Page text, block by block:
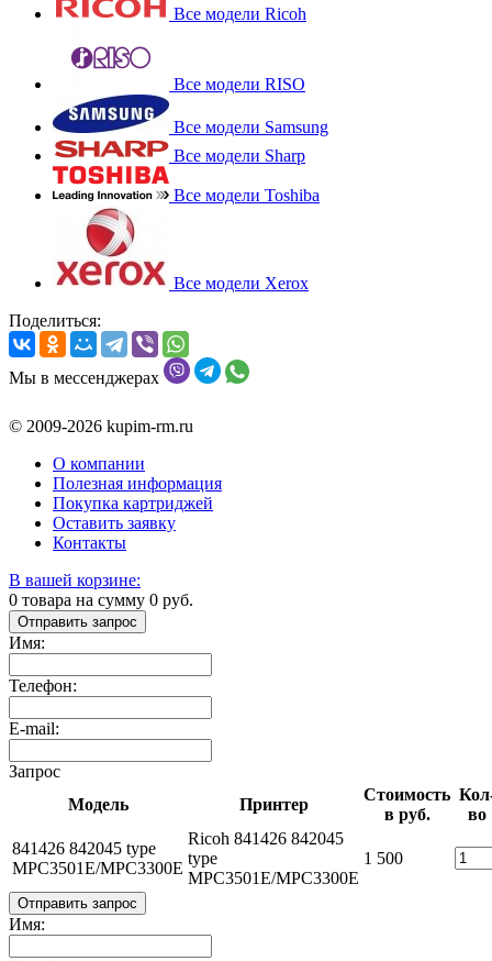
Все модели Ricoh
Все модели RISO
Все модели Samsung
Все модели Sharp
Все модели Toshiba
Все модели Xerox
Поделиться:
Мы в мессенджерах
© 2009-2026 kupim-rm.ru
О компании
Полезная информация
Покупка картриджей
Оставить заявку
Контакты
В вашей корзине:
0 товара на сумму 0 руб.
Отправить запрос
Имя:
Телефон:
E-mail:
Запрос
Модель
Принтер
Стоимость
в руб.
во
841426 842045 type
MPC3501E/MPC3300E
Ricoh 841426 842045
type
MPC3501E/MPC3300E
1 500
Отправить запрос
Имя: